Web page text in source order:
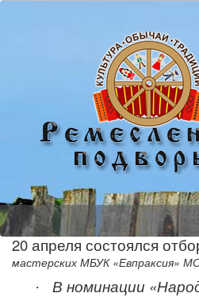
20 апреля состоялся
мастерских МБУК «Евпраксия»
· В номинации